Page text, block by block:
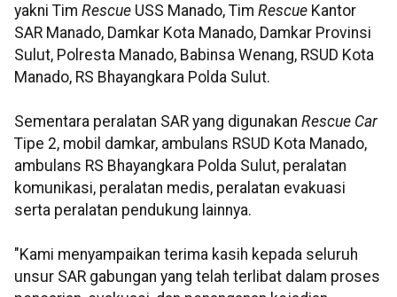
yakni Tim Rescue USS Manado, Tim Rescue Kantor
SAR Manado, Damkar Kota Manado, Damkar Provinsi
Sulut, Polresta Manado, Babinsa Wenang, RSUD Kota
Manado, RS Bhayangkara Polda Sulut.
Sementara peralatan SAR yang digunakan Rescue Car
Tipe 2, mobil damkar, ambulans RSUD Kota Manado,
ambulans RS Bhayangkara Polda Sulut, peralatan
komunikasi, peralatan medis, peralatan evakuasi
serta peralatan pendukung lainnya.
"Kami menyampaikan terima kasih kepada seluruh
unsur SAR gabungan yang telah terlibat dalam proses